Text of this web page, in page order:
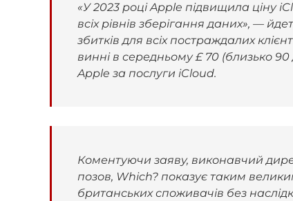
«У 2023 році Apple підвищила ціну
всіх рівнів зберігання даних», —
збитків для всіх постраждалих
винні в середньому £ 70 (близько
Apple за послуги iCloud.
Коментуючи заяву, виконавчий
позов, Which? показує таким
британських споживачів без